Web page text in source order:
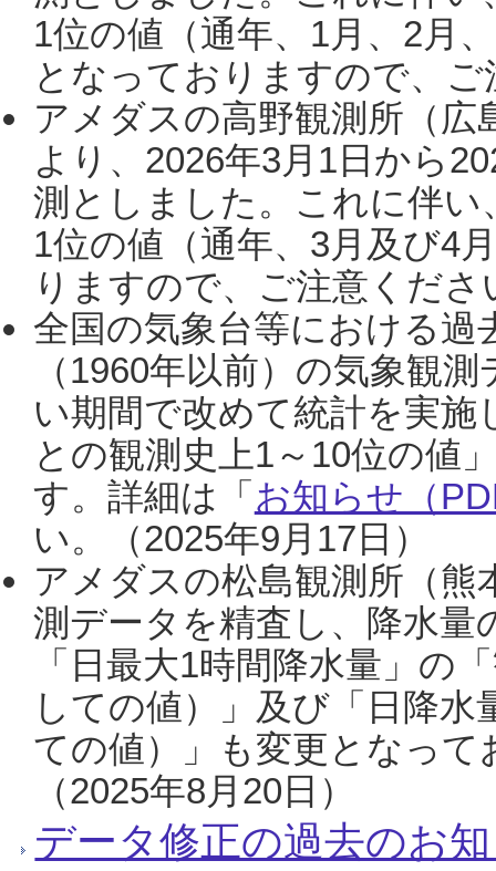
1位の値（通年、1月、2月
となっておりますので、
アメダスの高野観測所（
より、2026年3月1日から
測としました。これに伴い
1位の値（通年、3月及び4
りますので、ご注意くだ
全国の気象台等における過
（1960年以前）の気象観
い期間で改めて統計を実
との観測史上1～10位の値
す。詳細は「 お知らせ（
い。（2025年9月17日）
アメダスの松島観測所（熊
測データを精査し、降水
「日最大1時間降水量」の
しての値）」及び「日降
ての値）」も変更となっ
（2025年8月20日）
データ修正の過去のお